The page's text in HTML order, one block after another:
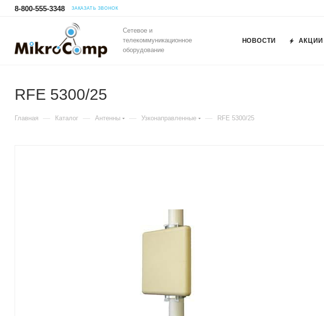
8-800-555-3348 ЗАКАЗАТЬ ЗВОНОК
Сетевое и
телекоммуникационное
оборудование
НОВОСТИ АКЦИИ
RFE 5300/25
Главная — Каталог — Антенны — Узконаправленные — RFE 5300/25